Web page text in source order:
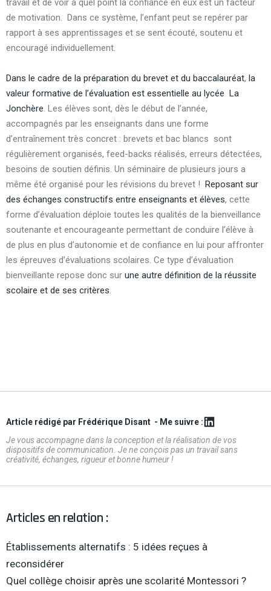
travail et de voir à quel point la confiance en eux est un facteur
de motivation. Dans ce système, l’enfant peut se repérer par
rapport à ses apprentissages et se sent écouté, soutenu et
encouragé individuellement.
Dans le cadre de la préparation du brevet et du baccalauréat, la
valeur formative de l’évaluation est essentielle au lycée La
Jonchère. Les élèves sont, dès le début de l’année,
accompagnés par les enseignants dans une forme
d’entraînement très concret : brevets et bac blancs sont
régulièrement organisés, feed-backs réalisés, erreurs détectées,
besoins de soutien définis. Un séminaire de plusieurs jours a
même été organisé pour les révisions du brevet ! Reposant sur
des échanges constructifs entre enseignants et élèves, cette
forme d’évaluation déploie toutes les qualités de la bienveillance
soutenante et encourageante permettant de conduire l’élève à
de plus en plus d’autonomie et de confiance en lui pour affronter
les épreuves d’évaluations scolaires. Ce type d’évaluation
bienveillante repose donc sur une autre définition de la réussite
scolaire et de ses critères.
Article rédigé par Frédérique Disant - Me suivre :
Je vous accompagne dans la conception et la réalisation de vos
dispositifs de communication. Je ne conçois pas un travail sans
créativité, échanges, rigueur et bonne humeur !
Articles en relation :
Établissements alternatifs : 5 idées reçues à
reconsidérer
Quel collège choisir après une scolarité Montessori ?